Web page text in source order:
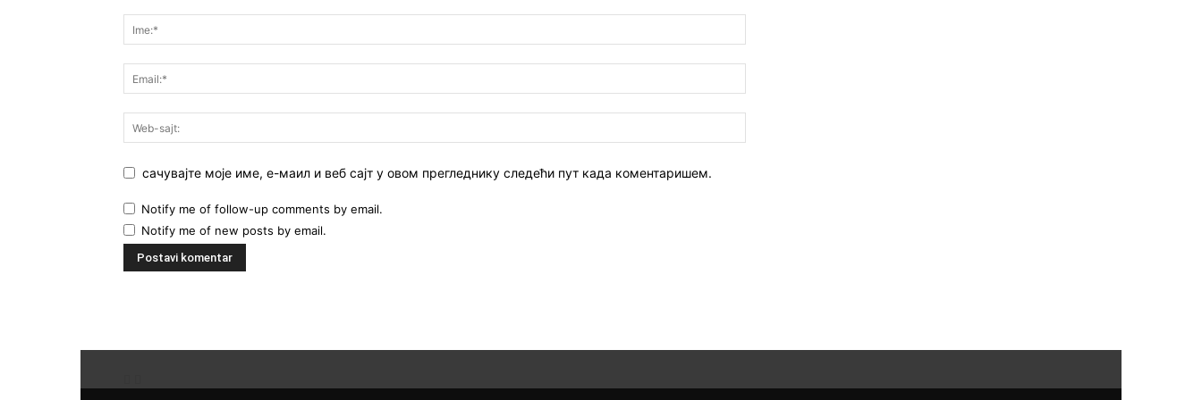
сачувајте моје име, е-маил и веб сајт у овом прегледнику следећи пут када коментаришем.
Notify me of follow-up comments by email.
Notify me of new posts by email.